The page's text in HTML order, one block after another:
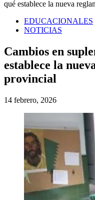
qué establece la nueva
EDUCACIONALES
NOTICIAS
Cambios en
establece la
provincial
14 febrero, 2026